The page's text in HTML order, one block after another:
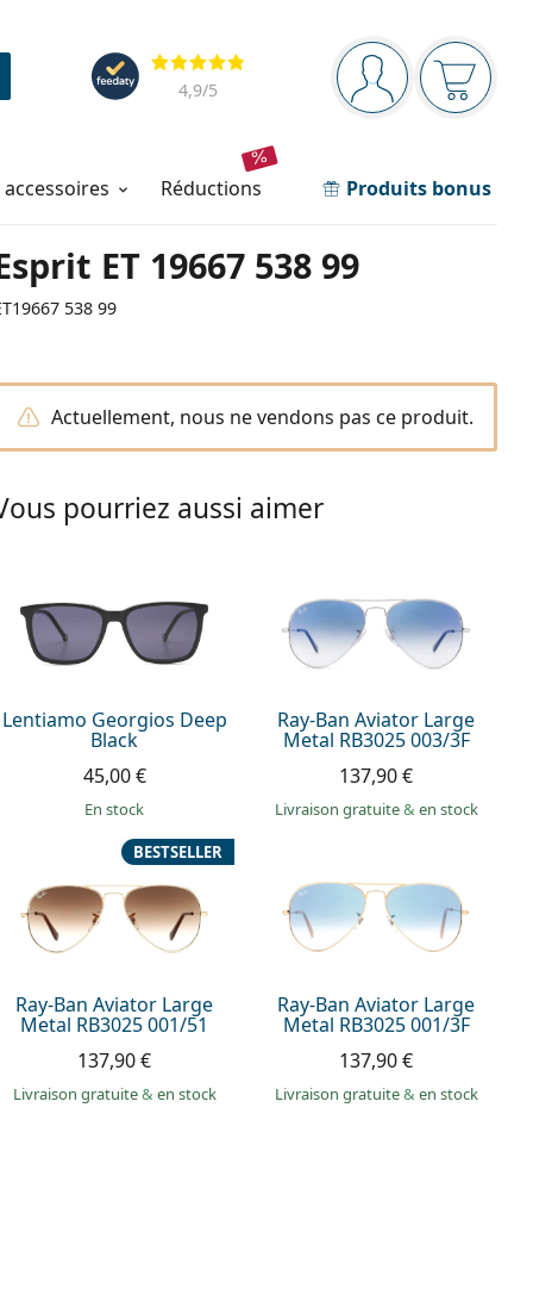
Barre de navigation
Vous êtesVotre
Évaluation
4,9/5
réductions Produits bonus
ET 19667 538 99
538 99
Actuellement, nous ne vendons pas ce produit.
pourriez aussi aimer
Lentiamo Georgios Deep
Black
45,00 €
en stock
Ray-Ban Aviator Large
Metal RB3025 003/3F
137,90 €
Livraison gratuite& en stock
Ray-Ban Aviator Large
Metal RB3025 001/51
BESTSELLER
137,90 €
Livraison gratuite& en stock
Ray-Ban Aviator Large
Metal RB3025 001/3F
137,90 €
Livraison gratuite& en stock